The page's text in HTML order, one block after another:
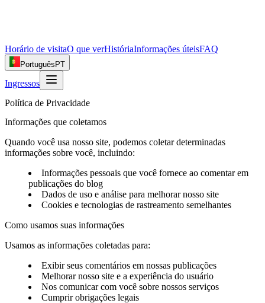
Horário de visitaO que verHistóriaInformações úteisFAQ
Português PT
Ingressos
Política de Privacidade
Informações que coletamos
Quando você usa nosso site, podemos coletar determinadas
informações sobre você, incluindo:
Informações pessoais que você fornece ao comentar em
publicações do blog
Dados de uso e análise para melhorar nosso site
Cookies e tecnologias de rastreamento semelhantes
Como usamos suas informações
Usamos as informações coletadas para:
Exibir seus comentários em nossas publicações
Melhorar nosso site e a experiência do usuário
Nos comunicar com você sobre nossos serviços
Cumprir obrigações legais